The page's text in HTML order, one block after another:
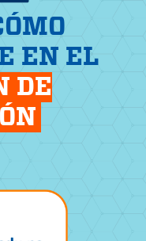
EN EL
DE